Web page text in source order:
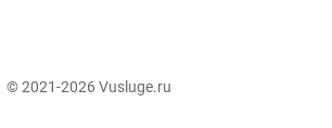
© 2021-2026 Vusluge.ru